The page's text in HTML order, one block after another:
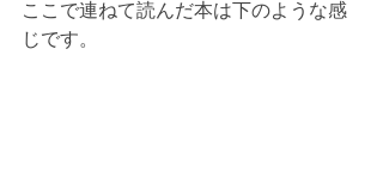
ここで連ねて読んだ本は下のような感
じです。